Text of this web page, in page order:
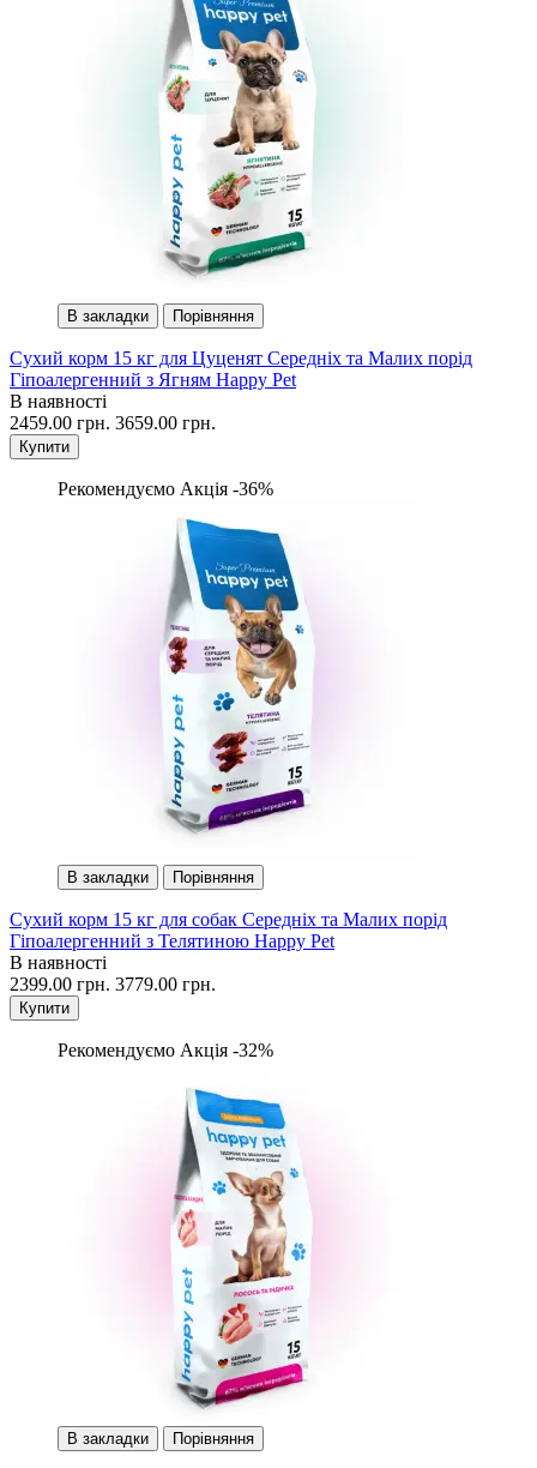
В закладки Порівняння
Сухий корм 15 кг для Цуценят Середніх та Малих порід
Гіпоалергенний з Ягням Happy Pet
В наявності
2459.00 грн. 3659.00 грн.
Купити
Рекомендуємо Акція -36%
В закладки Порівняння
Сухий корм 15 кг для собак Середніх та Малих порід
Гіпоалергенний з Телятиною Happy Pet
В наявності
2399.00 грн. 3779.00 грн.
Купити
Рекомендуємо Акція -32%
В закладки Порівняння